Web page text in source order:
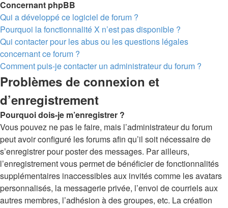
Concernant phpBB
Qui a développé ce logiciel de forum ?
Pourquoi la fonctionnalité X n’est pas disponible ?
Qui contacter pour les abus ou les questions légales
concernant ce forum ?
Comment puis-je contacter un administrateur du forum ?
Problèmes de connexion et
d’enregistrement
Pourquoi dois-je m’enregistrer ?
Vous pouvez ne pas le faire, mais l’administrateur du forum
peut avoir configuré les forums afin qu’il soit nécessaire de
s’enregistrer pour poster des messages. Par ailleurs,
l’enregistrement vous permet de bénéficier de fonctionnalités
supplémentaires inaccessibles aux invités comme les avatars
personnalisés, la messagerie privée, l’envoi de courriels aux
autres membres, l’adhésion à des groupes, etc. La création